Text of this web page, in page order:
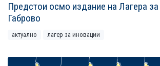
Предстои осмо издание на Лагера
Габрово
актуално лагер за иновации